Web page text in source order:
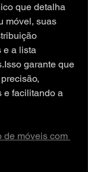
que detalha
móvel, suas
e a lista
garante que
e facilitando a
de móveis com